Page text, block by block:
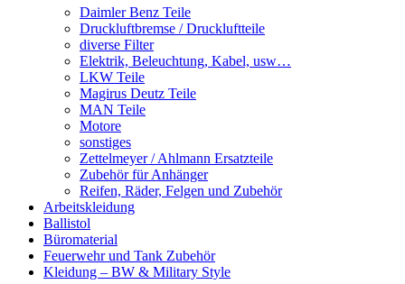
Daimler Benz Teile
Druckluftbremse / Druckluftteile
diverse Filter
Elektrik, Beleuchtung, Kabel, usw…
LKW Teile
Magirus Deutz Teile
MAN Teile
Motore
sonstiges
Zettelmeyer / Ahlmann Ersatzteile
Zubehör für Anhänger
Reifen, Räder, Felgen und Zubehör
Arbeitskleidung
Ballistol
Büromaterial
Feuerwehr und Tank Zubehör
Kleidung – BW & Military Style